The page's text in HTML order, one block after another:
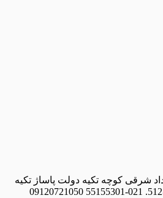
فروشگاه: خ15خرداد شرقی کوچه تکیه دولت پاساژ تکیه